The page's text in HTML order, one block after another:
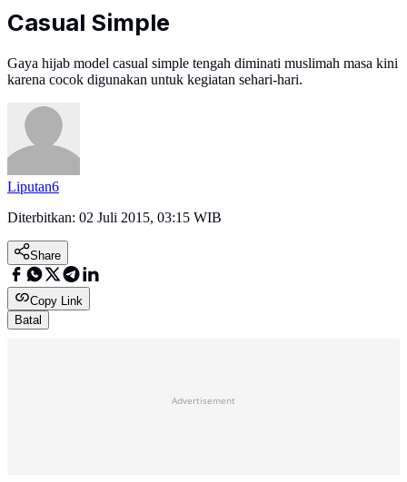
Casual Simple
Gaya hijab model casual simple tengah diminati muslimah masa kini
karena cocok digunakan untuk kegiatan sehari-hari.
Liputan6
Diterbitkan: 02 Juli 2015, 03:15 WIB
Share
Copy Link
Batal
Advertisement